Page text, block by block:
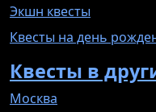
Экшн квесты
Квесты на день
Квесты в
Москва